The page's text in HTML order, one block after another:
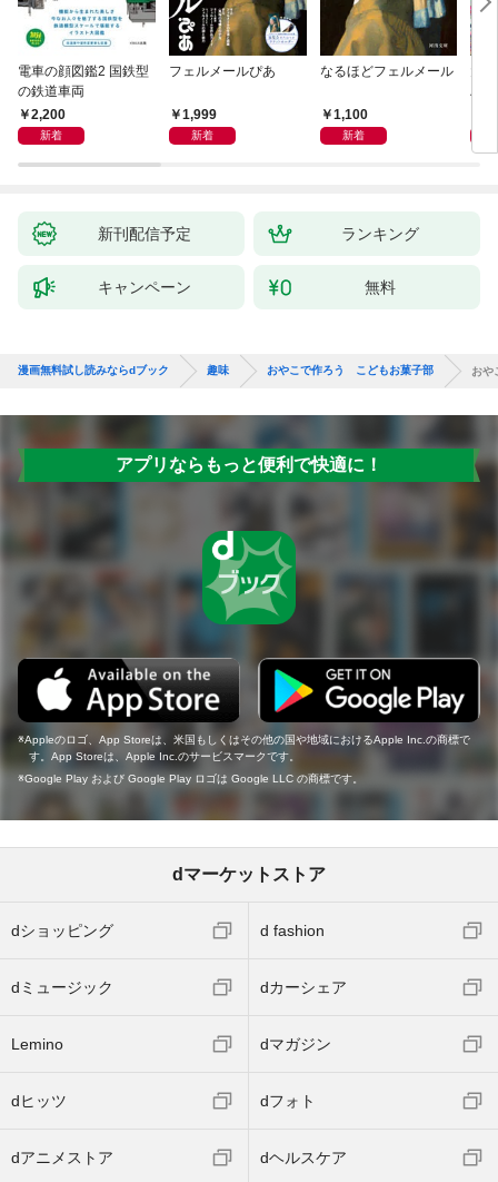
電車の顔図鑑2 国鉄型
の鉄道車両
2,200
新着
フェルメールぴあ
1,999
新着
なるほどフェルメール
1,100
新着
ハ
新刊配信予定 ランキング
キャンペーン 無料
漫画無料試し読みならdブック 趣味 おやこで作ろう こどもお菓子部 おや
アプリならもっと便利で快適に！
Appleのロゴ、App Storeは、米国もしくはその他の国や地域におけるApple Inc.の商標で
す。App Storeは、Apple Inc.のサービスマークです。
Google Play および Google Play ロゴは Google LLC の商標です。
dマーケットストア
dショッピング d fashion
dミュージック dカーシェア
Lemino dマガジン
dヒッツ dフォト
dアニメストア dヘルスケア